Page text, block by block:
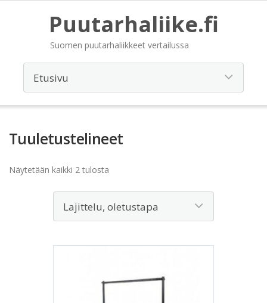
Puutarhaliike.fi
Suomen puutarhaliikkeet vertailussa
Tuuletustelineet
Näytetään kaikki 2 tulosta